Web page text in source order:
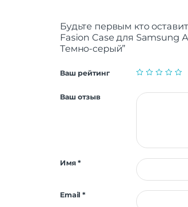
Будьте первым кто
Fasion Case для Samsung
Темно-серый”
Ваш рейтинг
Ваш отзыв
Имя*
Email*